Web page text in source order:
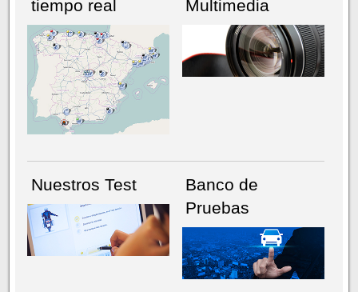
NÚMERO ACTUALHEMEROTECA
tiempo real Multimedia
Nuestros Test
Banco de
Pruebas